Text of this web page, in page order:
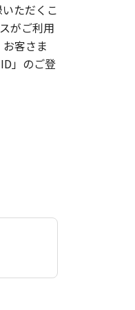
ただくこ
がご利用
客さま
」のご登